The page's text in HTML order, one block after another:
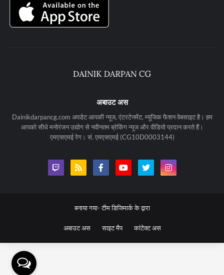
अबाउट अस
Dainikdarpancg.com अपडेट आपकी न्यूज, एंटरटेनमेंट, म्यूजिक फैशन वेबसाइट है। हम
आपको सीधे मनोरंजन उद्योग से नवीनतम ब्रेकिंग न्यूज और वीडियो प्रदान करते हैं।
एमएसएमई रेग। सं. एमएसएमई (CG10D0003144)
बनाया गया-टीम डिजिमार्क के द्वारा
अबाउट अस साइट मैप कांटेक्ट अस